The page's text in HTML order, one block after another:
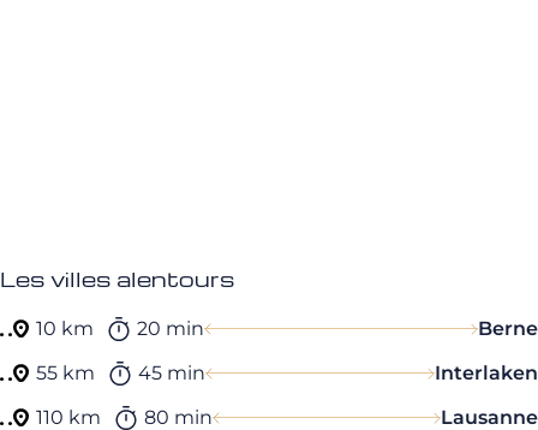
Les villes alentours
10 km 20 min
Berne
55 km
45 min
Interlaken
110 km
80 min Lausanne